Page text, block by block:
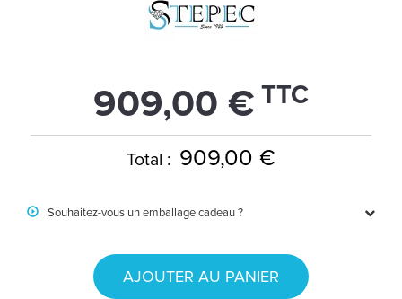
909,00 € TTC
Total : 909,00 €
Souhaitez-vous un emballage cadeau ?
AJOUTER AU PANIER